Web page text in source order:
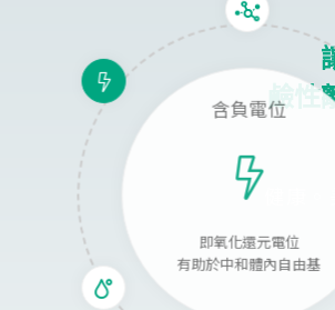
鹼性
健康
含負電位
即氧化還元電位
有助於中和體內自由基